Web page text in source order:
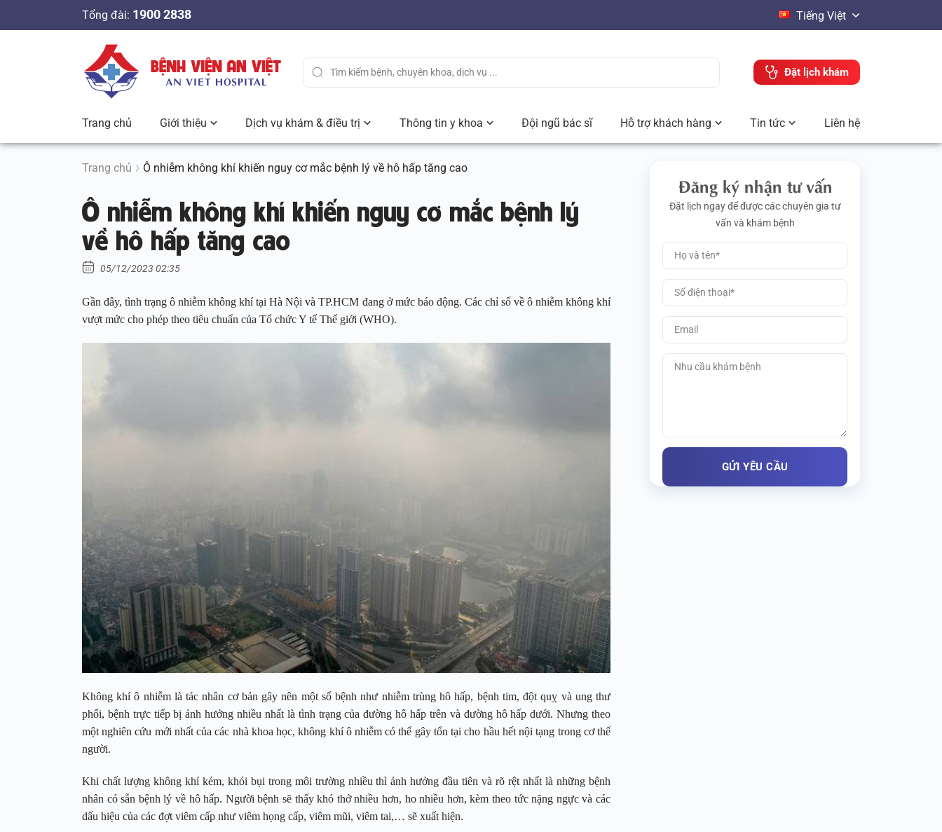
n
Tổng đài: 1900 2838 Tiếng Việt
Đặt lịch khám
Trang chủ Giới thiệu Dịch vụ khám & điều trị Thông tin y khoa Đội ngũ bác sĩ Hỗ trợ khách hàng Tin tức Liên hệ
Trang chủ Ô nhiễm không khí khiến nguy cơ mắc bệnh lý về hô hấp tăng cao
Ô nhiễm không khí khiến nguy cơ mắc bệnh lý
về hô hấp tăng cao
05/12/2023 02:35
Gần đây, tình trạng ô nhiễm không khí tại Hà Nội và TP.HCM đang ở mức báo động. Các chỉ số về ô nhiễm không khí
vượt mức cho phép theo tiêu chuẩn của Tổ chức Y tế Thế giới (WHO).
Không khí ô nhiễm là tác nhân cơ bản gây nên một số bệnh như nhiễm trùng hô hấp, bệnh tim, đột quỵ và ung thư
phổi, bệnh trực tiếp bị ảnh hưởng nhiều nhất là tình trạng của đường hô hấp trên và đường hô hấp dưới. Nhưng theo
một nghiên cứu mới nhất của các nhà khoa học, không khí ô nhiễm có thể gây tổn tại cho hầu hết nội tạng trong cơ thể
người.
Khi chất lượng không khí kém, khói bụi trong môi trường nhiều thì ảnh hưởng đầu tiên và rõ rệt nhất là những bệnh
nhân có sẵn bệnh lý về hô hấp. Người bệnh sẽ thấy khó thở nhiều hơn, ho nhiều hơn, kèm theo tức nặng ngực và các
dấu hiệu của các đợt viêm cấp như viêm họng cấp, viêm mũi, viêm tai,… sẽ xuất hiện.
Đăng ký nhận tư vấn
Đặt lịch ngay để được các chuyên gia tư
vấn và khám bệnh